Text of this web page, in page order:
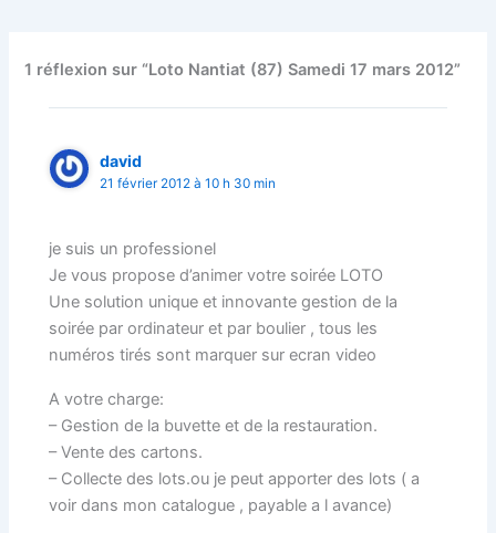
1 réflexion sur “Loto Nantiat (87) Samedi 17 mars 2012”
david
21 février 2012 à 10 h 30 min
je suis un professionel
Je vous propose d’animer votre soirée LOTO
Une solution unique et innovante gestion de la
soirée par ordinateur et par boulier , tous les
numéros tirés sont marquer sur ecran video
A votre charge:
– Gestion de la buvette et de la restauration.
– Vente des cartons.
– Collecte des lots.ou je peut apporter des lots ( a
voir dans mon catalogue , payable a l avance)